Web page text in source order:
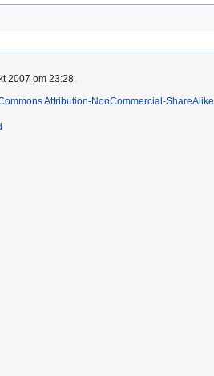
2007 om 23:28.
Attribution-NonCommercial-ShareAlike